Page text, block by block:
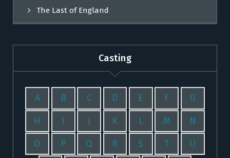
The Last of England
Casting
A B C D E F G
H I J K L M N
O P Q R S T U